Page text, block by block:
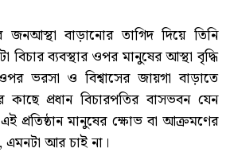
জনআস্থা বাড়ানোর তাগিদ দিয়ে তিনি
ব্যবস্থার ওপর মানুষের আস্থা বৃদ্ধি
ভরসা ও বিশ্বাসের জায়গা বাড়াতে
কাছে প্রধান বিচারপতির বাসভবন যেন
প্রতিষ্ঠান মানুষের ক্ষোভ বা আক্রমণের
আর চাই না।